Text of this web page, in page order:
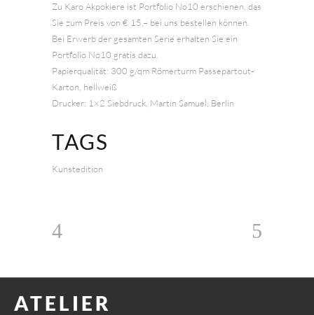
Zu Karo Akpokiere ist Portfolio No10 erschienen, das
Sie zum Preis von € 15,– bei uns bestellen können.
Bei Erwerb der gesamten Serie erhalten Sie ein
Portfolio No10 gratis dazu.
Papierqualität: 300 g/qm Römerturm Passepartout-
Karton, hellweiß
Drucker: 1×2 Siebdruck, Martin Samuel, Berlin
TAGS
Kunstedition
ATELIER